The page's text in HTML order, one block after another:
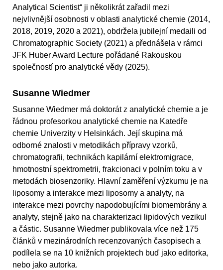
Analytical Scientist“ ji několikrát zařadil mezi
nejvlivnější osobnosti v oblasti analytické chemie (2014,
2018, 2019, 2020 a 2021), obdržela jubilejní medaili od
Chromatographic Society (2021) a přednášela v rámci
JFK Huber Award Lecture pořádané Rakouskou
společností pro analytické vědy (2025).
Susanne Wiedmer
Susanne Wiedmer má doktorát z analytické chemie a je
řádnou profesorkou analytické chemie na Katedře
chemie Univerzity v Helsinkách. Její skupina má
odborné znalosti v metodikách přípravy vzorků,
chromatografii, technikách kapilární elektromigrace,
hmotnostní spektrometrii, frakcionaci v polním toku a v
metodách biosenzoriky. Hlavní zaměření výzkumu je na
liposomy a interakce mezi liposomy a analyty, na
interakce mezi povrchy napodobujícími biomembrány a
analyty, stejně jako na charakterizaci lipidových vezikul
a částic. Susanne Wiedmer publikovala více než 175
článků v mezinárodních recenzovaných časopisech a
podílela se na 10 knižních projektech buď jako editorka,
nebo jako autorka.